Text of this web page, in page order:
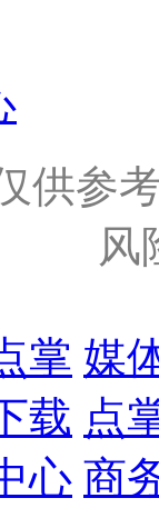
供参
风
掌 媒
载 点
心 商